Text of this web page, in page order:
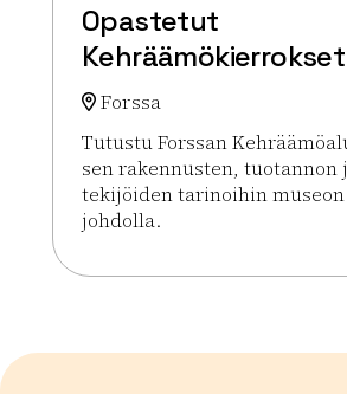
Opastetut
Kehräämökierrokset
Forssa
Tutustu Forssan
sen rakennusten, tuotannon
tekijöiden tarinoihin
johdolla.
Lue lisää tapahtumasta